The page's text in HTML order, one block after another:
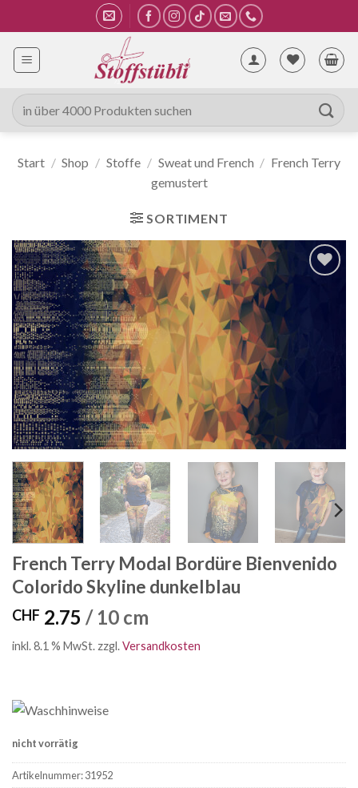
Inhalt
springen
Suche
nach:
Start / Shop / Stoffe / Sweat und French / French Terry
gemustert
SORTIMENT
Wunschliste
French Terry Modal Bordüre Bienvenido
Colorido Skyline dunkelblau
CHF 2.75 / 10 cm
inkl. 8.1 % MwSt. zzgl.Versandkosten
nicht vorrätig
Artikelnummer:31952